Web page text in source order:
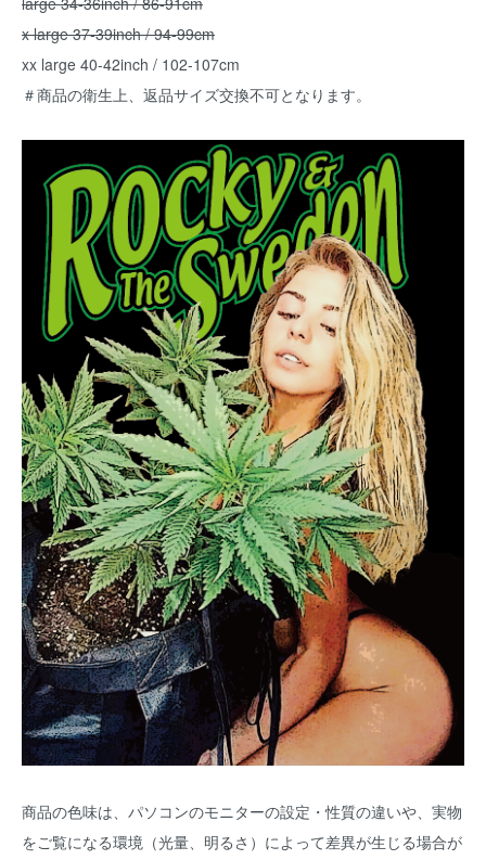
x large 37-39inch / 94-99cm
xx large 40-42inch / 102-107cm
＃商品の衛生上、返品サイズ交換不可となります。
商品の色味は、パソコンのモニターの設定・性質の違いや、実物
をご覧になる環境（光量、明るさ）によって差異が生じる場合が